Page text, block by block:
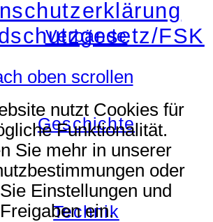
Verbände
Geschichte
Technik
FSK
oben scrollen
nutzt Cookies für
Funktionalität.
Sie mehr in unserer
oder
Einstellungen und
Freigaben ein.